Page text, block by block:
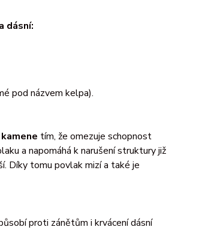
dásní:
pod názvem kelpa).
tím, že omezuje schopnost
a napomáhá k narušení struktury již
Díky tomu povlak mizí a také je
proti zánětům i krvácení dásní